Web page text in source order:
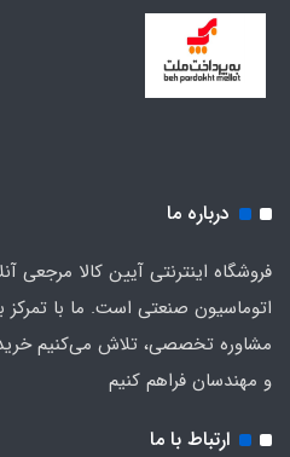
درباره ما
فروشگاه اینترنتی آیین کالا مرجعی
اتوماسیون صنعتی است. ما با
مشاوره تخصصی، تلاش می‌کنیم
و مهندسان فراهم کنیم
ارتباط با ما